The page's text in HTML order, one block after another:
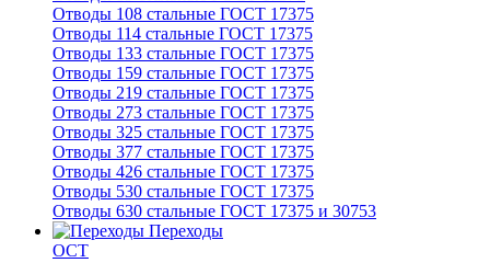
Отводы 108 стальные ГОСТ 17375
Отводы 114 стальные ГОСТ 17375
Отводы 133 стальные ГОСТ 17375
Отводы 159 стальные ГОСТ 17375
Отводы 219 стальные ГОСТ 17375
Отводы 273 стальные ГОСТ 17375
Отводы 325 стальные ГОСТ 17375
Отводы 377 стальные ГОСТ 17375
Отводы 426 стальные ГОСТ 17375
Отводы 530 стальные ГОСТ 17375
Отводы 630 стальные ГОСТ 17375 и 30753
Переходы
ОСТ